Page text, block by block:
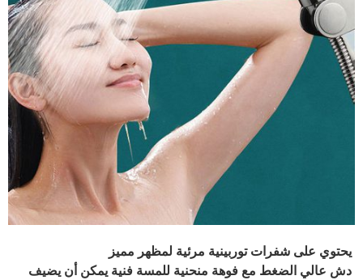
يحتوي على شفرات توربينية مرئية لمظهر مميز
دش عالي الضغط مع فوهة منحنية للمسة فنية يمكن أن يضيف